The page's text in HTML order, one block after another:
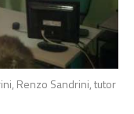
Renzo Sandrini, tutor